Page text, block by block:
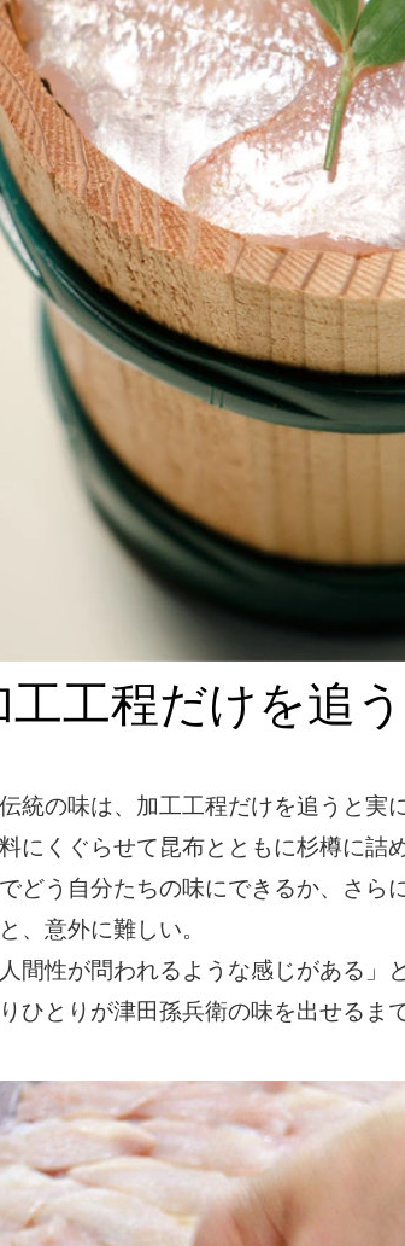
工工程だけを追
統の味は、加工工程だけを追うと実
にくぐらせて昆布とともに杉樽に詰
どう自分たちの味にできるか、さ
、意外に難しい。
人間性が問われるような感じがある
ひとりが津田孫兵衛の味を出せるま